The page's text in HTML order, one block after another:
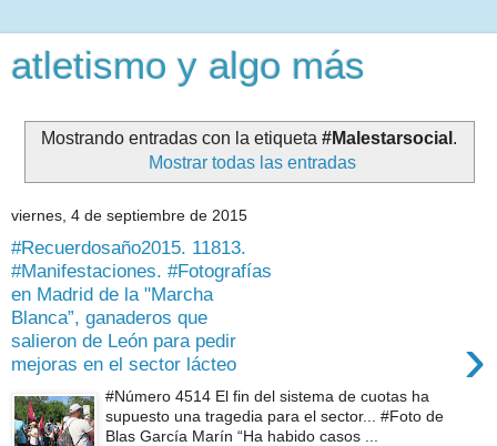
atletismo y algo más
Mostrando entradas con la etiqueta #Malestarsocial .
Mostrar todas las entradas
viernes, 4 de septiembre de 2015
#Recuerdosaño2015. 11813.
#Manifestaciones. #Fotografías
en Madrid de la "Marcha
Blanca”, ganaderos que
salieron de León para pedir
mejoras en el sector lácteo
›
#Número 4514 El fin del sistema de cuotas ha
supuesto una tragedia para el sector... #Foto de
Blas García Marín “Ha habido casos ...